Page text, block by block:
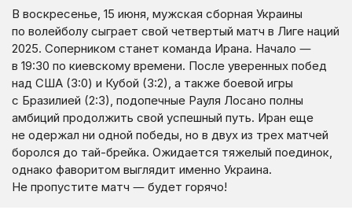
В воскресенье, 15 июня, мужская сборная Украины
по волейболу сыграет свой четвертый матч в Лиге наций
2025. Соперником станет команда Ирана. Начало —
в 19:30 по киевскому времени. После уверенных побед
над США (3:0) и Кубой (3:2), а также боевой игры
с Бразилией (2:3), подопечные Рауля Лосано полны
амбиций продолжить свой успешный путь. Иран еще
не одержал ни одной победы, но в двух из трех матчей
боролся до тай-брейка. Ожидается тяжелый поединок,
однако фаворитом выглядит именно Украина.
Не пропустите матч — будет горячо!